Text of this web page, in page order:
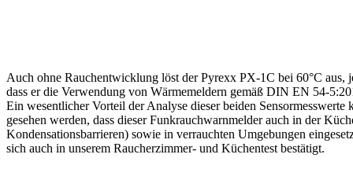
Auch ohne Rauchentwicklung löst der Pyrexx PX-1C bei 60°C aus,
dass er die Verwendung von Wärmemeldern gemäß DIN EN 54-
Ein wesentlicher Vorteil der Analyse dieser beiden Sensormesswerte
gesehen werden, dass dieser Funkrauchwarnmelder auch in der
Kondensationsbarrieren) sowie in verrauchten Umgebungen
sich auch in unserem Raucherzimmer- und Küchentest bestätigt.